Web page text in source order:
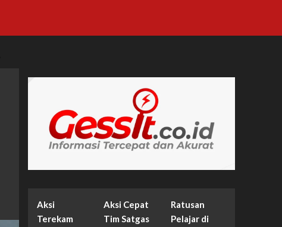
Aksi
Terekam
Aksi Cepat
Tim Satgas
Ratusan
Pelajar di